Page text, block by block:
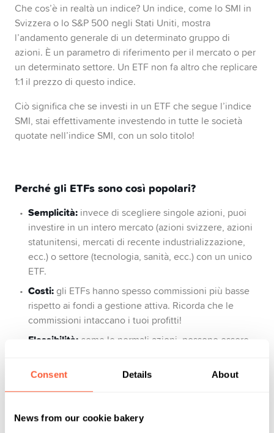
Consent Details About
News from our cookie bakery
Che cos’è in realtà un indice? Un indice, come lo SMI in
Svizzera o lo S&P 500 negli Stati Uniti, mostra
l’andamento generale di un determinato gruppo di
azioni. È un parametro di riferimento per il mercato o per
un determinato settore. Un ETF non fa altro che replicare
1:1 il prezzo di questo indice.
Ciò significa che se investi in un ETF che segue l’indice
SMI, stai effettivamente investendo in tutte le società
quotate nell’indice SMI, con un solo titolo!
Perché gli ETFs sono così popolari?
Semplicità:invece di scegliere singole azioni, puoi
investire in un intero mercato (azioni svizzere, azioni
statunitensi, mercati di recente industrializzazione,
ecc.) o settore (tecnologia, sanità, ecc.) con un unico
ETF.
Costi:gli ETFs hanno spesso commissioni più basse
rispetto ai fondi a gestione attiva. Ricorda che le
commissioni intaccano i tuoi profitti!
Flessibilità:come le normali azioni, possono essere
ore di negoziazione.
Diversificazione:
rischio rispetto all’acquisto di singole azioni.